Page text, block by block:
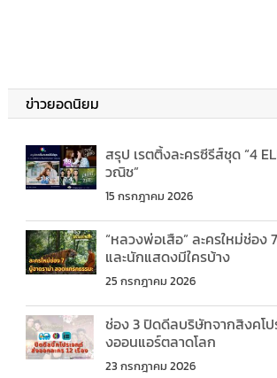
ข่าวยอดนิยม
สรุป เรตติ้งละครซีรีส์ชุด “4
วณิช”
15 กรกฎาคม 2026
“หลวงพ่อเสือ” ละครใหม่ช่อง
และนักแสดงมีใครบ้าง
25 กรกฎาคม 2026
ช่อง 3 ปิดดีลบริษัทจากสิงคโป
งออนแอร์ตลาดโลก
23 กรกฎาคม 2026